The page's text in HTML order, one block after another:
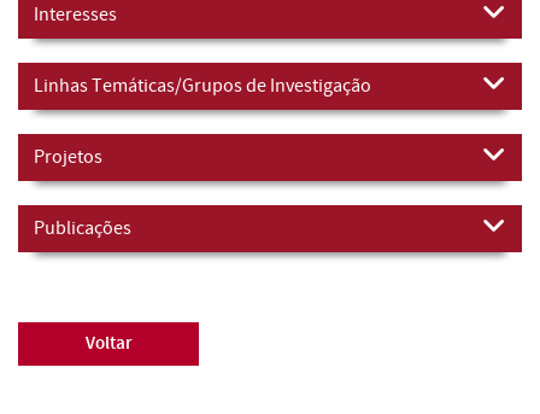
Interesses
Linhas Temáticas/Grupos de Investigação
Projetos
Publicações
Voltar